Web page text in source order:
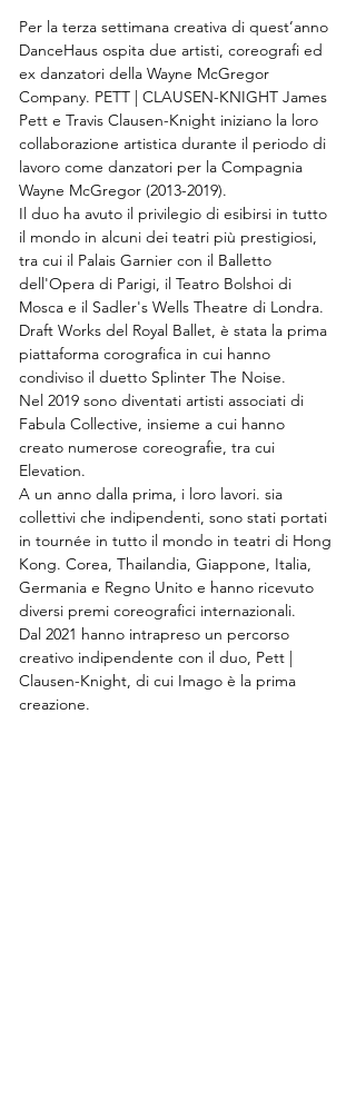
Per la terza settimana creativa di quest’anno
DanceHaus ospita due artisti, coreografi ed
ex danzatori della Wayne McGregor
Company. PETT | CLAUSEN-KNIGHT James
Pett e Travis Clausen-Knight iniziano la loro
collaborazione artistica durante il periodo di
lavoro come danzatori per la Compagnia
Wayne McGregor (2013-2019).
Il duo ha avuto il privilegio di esibirsi in tutto
il mondo in alcuni dei teatri più prestigiosi,
tra cui il Palais Garnier con il Balletto
dell'Opera di Parigi, il Teatro Bolshoi di
Mosca e il Sadler's Wells Theatre di Londra.
Draft Works del Royal Ballet, è stata la prima
piattaforma corografica in cui hanno
condiviso il duetto Splinter The Noise.
Nel 2019 sono diventati artisti associati di
Fabula Collective, insieme a cui hanno
creato numerose coreografie, tra cui
Elevation.
A un anno dalla prima, i loro lavori. sia
collettivi che indipendenti, sono stati portati
in tournée in tutto il mondo in teatri di Hong
Kong. Corea, Thailandia, Giappone, Italia,
Germania e Regno Unito e hanno ricevuto
diversi premi coreografici internazionali.
Dal 2021 hanno intrapreso un percorso
creativo indipendente con il duo, Pett |
Clausen-Knight, di cui Imago è la prima
creazione.